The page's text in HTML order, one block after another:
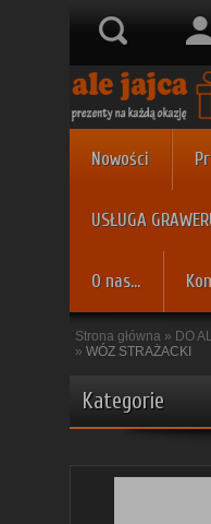
Nowości
USŁUGA
O nas...
Strona główna » DO
» WÓZ STRAŻACKI
Kategorie